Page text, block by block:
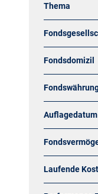
Thema
Fondsdomizil
Auflagedatum
Laufende